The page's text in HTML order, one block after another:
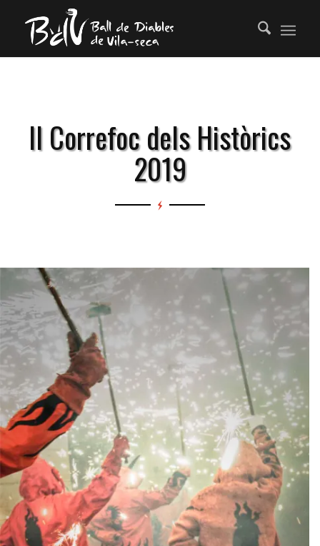
II Correfoc dels Històrics
2019